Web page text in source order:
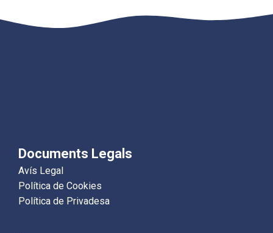
Documents Legals
Avís Legal
Política de Cookies
Política de Privadesa